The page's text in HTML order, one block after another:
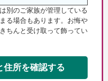
別のご家族が管理している
る場合もあります。お悔や
ちんと受け取って飾ってい
住所を確認する